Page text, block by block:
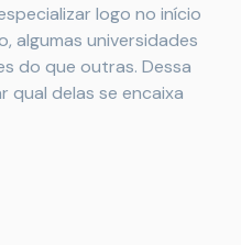
logo no início
algumas universidades
do que outras. Dessa
qual delas se encaixa